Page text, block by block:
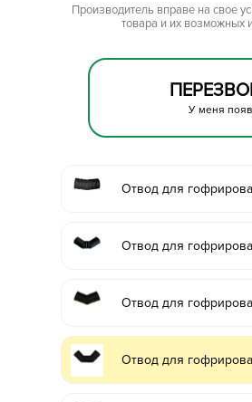
Производитель вправе на свое
товара и их возможных
У меня
Отвод для
Отвод для
Отвод для
Отвод для